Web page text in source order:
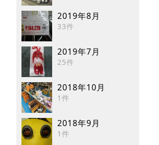
2019年8月
33件
2019年7月
25件
2018年10月
1件
2018年9月
1件